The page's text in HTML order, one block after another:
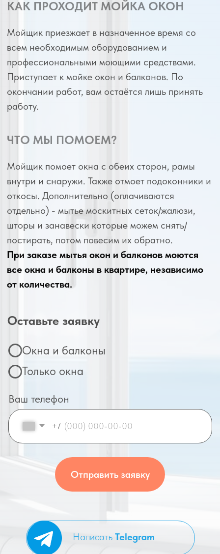
Наши сотрудники -
наша гордость!
В компании "Московский Клининг"
работают только профессиональные
клинеры. Прошедшие строгий отбор.
Имеют опыт работы в клининге от
3х лет
Сотрудники нашей компании:
Анна
Прошли специальное обучение
5,0/5